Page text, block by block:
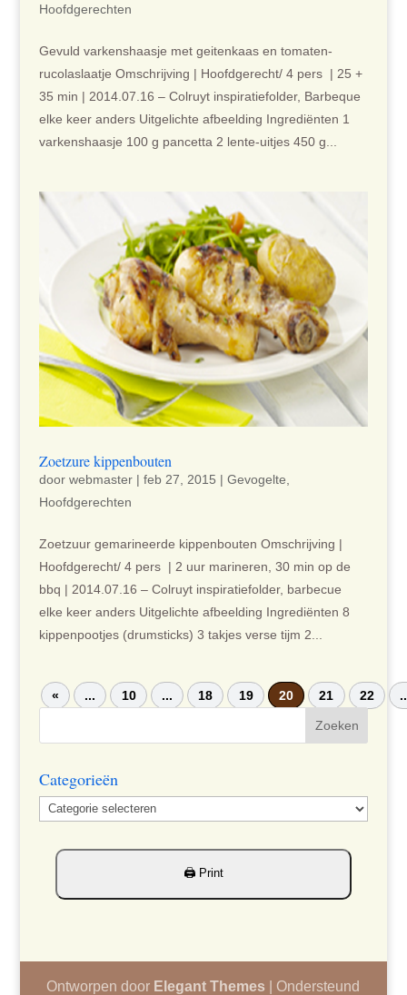
Hoofdgerechten
Gevuld varkenshaasje met geitenkaas en tomaten-
rucolaslaatje Omschrijving | Hoofdgerecht/ 4 pers | 25 +
35 min | 2014.07.16 – Colruyt inspiratiefolder, Barbeque
elke keer anders Uitgelichte afbeelding Ingrediënten 1
varkenshaasje 100 g pancetta 2 lente-uitjes 450 g...
Zoetzure kippenbouten
door webmaster| feb 27, 2015 | Gevogelte
Hoofdgerechten
Zoetzuur gemarineerde kippenbouten Omschrijving |
Hoofdgerecht/ 4 pers | 2 uur marineren, 30 min op de
bbq | 2014.07.16 – Colruyt inspiratiefolder, barbecue
elke keer anders Uitgelichte afbeelding Ingrediënten 8
kippenpootjes (drumsticks) 3 takjes verse tijm 2...
« ... 10 ... 18 19 20 21 22
Categorieën
Categorieën
Ontworpen door Elegant Themes | Ondersteund